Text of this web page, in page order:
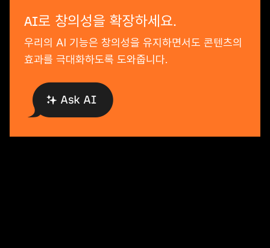
AI로 창의성을 확장하세요.
우리의 AI 기능은 창의성을 유지하면서도 콘텐츠의
효과를 극대화하도록 도와줍니다.